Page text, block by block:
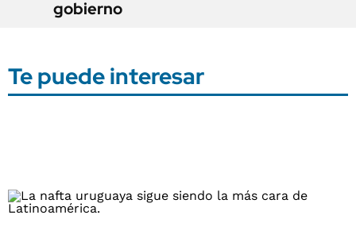
gobierno
Te puede interesar